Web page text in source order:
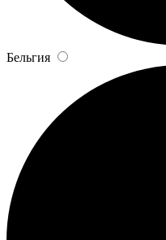
Бельгия